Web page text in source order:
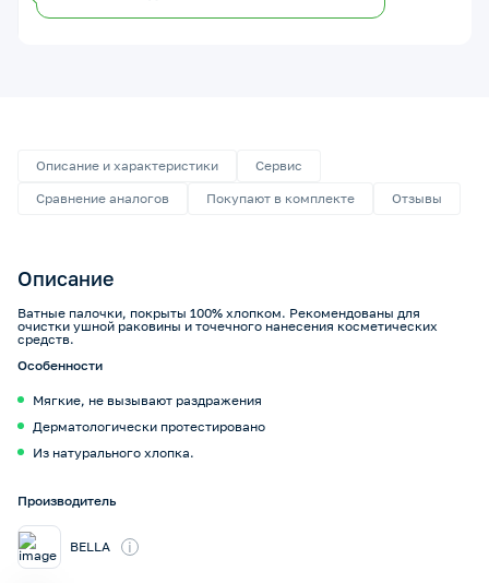
Описание и характеристики
Сервис
Сравнение аналогов
Покупают в комплекте Отзывы
Описание
Ватные палочки, покрыты 100% хлопком. Рекомендованы для
очистки ушной раковины и точечного нанесения косметических
средств.
Особенности
Мягкие, не вызывают раздражения
Дерматологически протестировано
Из натурального хлопка.
Производитель
BELLA i